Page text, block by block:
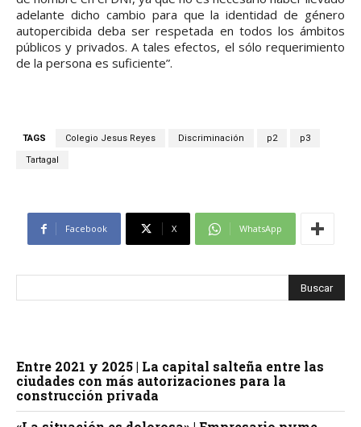
adelante dicho cambio para que la identidad de género
autopercibida deba ser respetada en todos los ámbitos
públicos y privados. A tales efectos, el sólo requerimiento
de la persona es suficiente”.
TAGS Colegio Jesus Reyes Discriminación p2 p3
Tartagal
Facebook X WhatsApp
Entre 2021 y 2025 | La capital salteña entre las
ciudades con más autorizaciones para la
construcción privada